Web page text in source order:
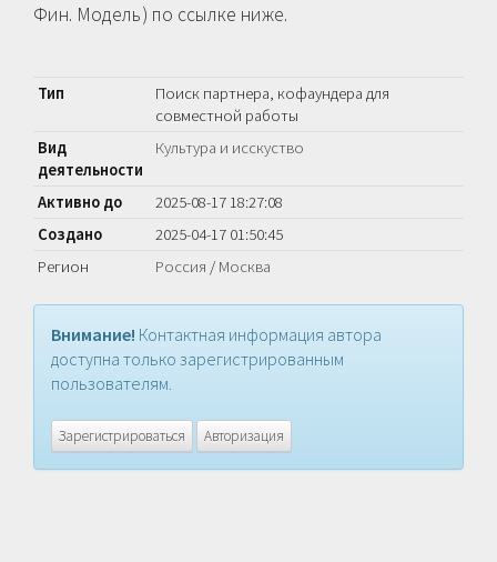
Фин. Модель) по ссылке ниже.
Тип
Поиск партнера, кофаундера для
совместной работы
Вид
деятельности
Культура и исскуство
Активно до
2025-08-17 18:27:08
Создано
2025-04-17 01:50:45
Регион
Россия / Москва
Внимание! Контактная информация автора
доступна только зарегистрированным
пользователям.
Зарегистрироваться Авторизация